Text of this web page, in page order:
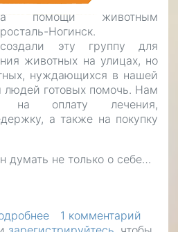
помощи животным
Ногинск.
эту группу для
животных на улицах, но
нуждающихся в нашей
готовых помочь. Нам
на оплату лечения,
а также на покупку
думать не только о себе…
1 комментарий